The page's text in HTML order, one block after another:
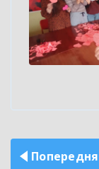
Навігація